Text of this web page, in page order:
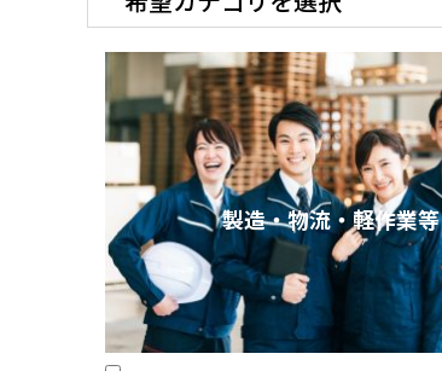
製造・物流・軽作業等